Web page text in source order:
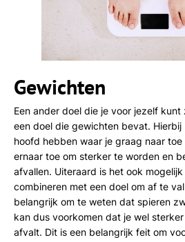
Gewichten
Een ander doel die je voor jezelf
een doel die gewichten bevat. Hierbij
hoofd hebben waar je graag naar
ernaar toe om sterker te worden en
afvallen. Uiteraard is het ook
combineren met een doel om af te
belangrijk om te weten dat spieren
kan dus voorkomen dat je wel
afvalt. Dit is een belangrijk feit om